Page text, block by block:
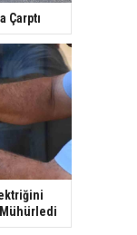
Çarptı
Mühürledi